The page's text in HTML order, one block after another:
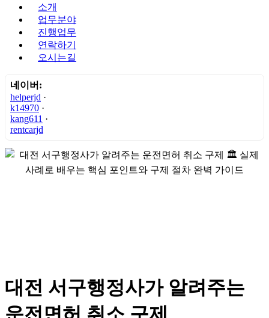
소개
업무분야
진행업무
연락하기
오시는길
네이버:
helperjd ·
k14970 ·
kang611 ·
rentcarjd
대전 서구행정사가 알려주는